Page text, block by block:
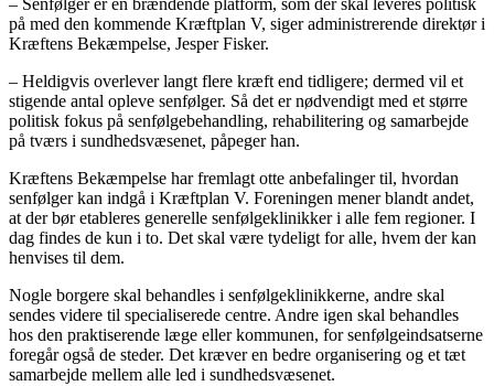
– Senfølger er en brændende platform, som der skal leveres politisk
på med den kommende Kræftplan V, siger administrerende direktør i
Kræftens Bekæmpelse, Jesper Fisker.
– Heldigvis overlever langt flere kræft end tidligere; dermed vil et
stigende antal opleve senfølger. Så det er nødvendigt med et større
politisk fokus på senfølgebehandling, rehabilitering og samarbejde
på tværs i sundhedsvæsenet, påpeger han.
Kræftens Bekæmpelse har fremlagt otte anbefalinger til, hvordan
senfølger kan indgå i Kræftplan V. Foreningen mener blandt andet,
at der bør etableres generelle senfølgeklinikker i alle fem regioner. I
dag findes de kun i to. Det skal være tydeligt for alle, hvem der kan
henvises til dem.
Nogle borgere skal behandles i senfølgeklinikkerne, andre skal
sendes videre til specialiserede centre. Andre igen skal behandles
hos den praktiserende læge eller kommunen, for senfølgeindsatserne
foregår også de steder. Det kræver en bedre organisering og et tæt
samarbejde mellem alle led i sundhedsvæsenet.